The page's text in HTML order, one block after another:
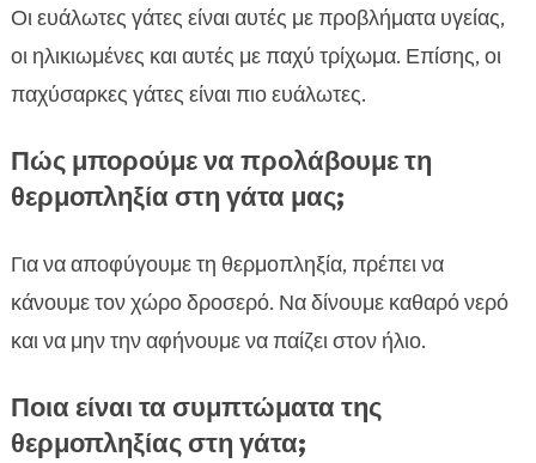
Οι ευάλωτες γάτες είναι αυτές με προβλήματα υγείας,
οι ηλικιωμένες και αυτές με παχύ τρίχωμα. Επίσης, οι
παχύσαρκες γάτες είναι πιο ευάλωτες.
Πώς μπορούμε να προλάβουμε τη
θερμοπληξία στη γάτα μας;
Για να αποφύγουμε τη θερμοπληξία, πρέπει να
κάνουμε τον χώρο δροσερό. Να δίνουμε καθαρό νερό
και να μην την αφήνουμε να παίζει στον ήλιο.
Ποια είναι τα συμπτώματα της
θερμοπληξίας στη γάτα;